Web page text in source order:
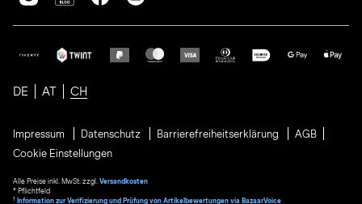
DE AT CH
Impressum Datenschutz Barrierefreiheitserklärung
AGB
Cookie Einstellungen
Alle Preise inkl. MwSt. zzgl. Versandkosten
* Pflichtfeld
1 Information zur Verifizierung und Prüfung von Artikelbewertungen via BazaarVoice